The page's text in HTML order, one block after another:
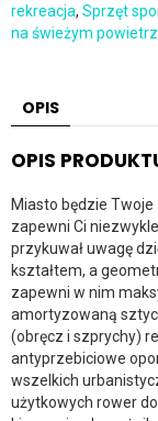
rekreacja, Sprzęt
na świeżym
OPIS
OPIS
Miasto będzie
zapewni Ci
przykuwał uwagę
kształtem, a
zapewni w nim
amortyzowaną
(obręcz i szprychy)
antyprzebiciowe
wszelkich
użytkowych rower